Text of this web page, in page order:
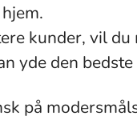
kunder, vil
yde den
på